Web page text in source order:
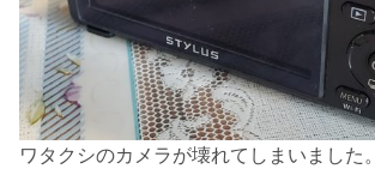
ワタクシのカメラが壊れてしまいました